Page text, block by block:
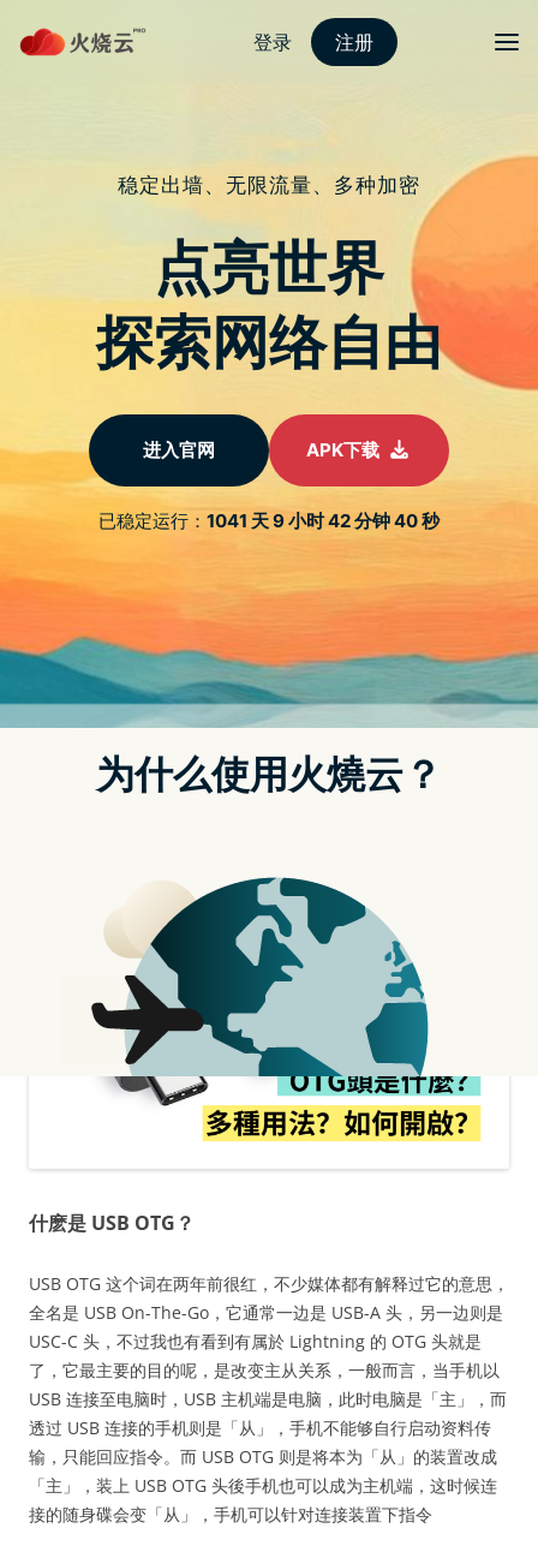
至
正
文 protonvpn下载
USB OTG 是什麽？多种用途你知道吗？
iPhone 要如何开启？用这一篇搞懂
原来用 OTG 看相机档案甚至不用开电脑 ><
前几天实测三星 Smart Switch有多厉害，因为没有 Lightning
to C 的线，匆忙在办公室找到一颗 USB OTG 头，接上原有的
Lightning to A 线，才成功转移 iPhone 手机的内容到新的安卓
手机，也意外发现 OTG 头的新用法，不过话说，你知道 OTG 头
什麽是 USB OTG？
USB OTG 这个词在两年前很红，不少媒体都有解释过它的意思，
全名是 USB On-The-Go，它通常一边是 USB-A 头，另一边则是
USC-C 头，不过我也有看到有属於 Lightning 的 OTG 头就是
了，它最主要的目的呢，是改变主从关系，一般而言，当手机以
USB 连接至电脑时，USB 主机端是电脑，此时电脑是「主」，而
透过 USB 连接的手机则是「从」，手机不能够自行启动资料传
输，只能回应指令。而 USB OTG 则是将本为「从」的装置改成
「主」，装上 USB OTG 头後手机也可以成为主机端，这时候连
接的随身碟会变「从」，手机可以针对连接装置下指令